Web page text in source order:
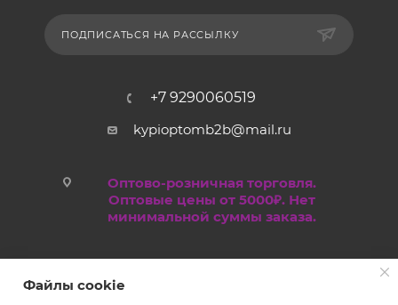
ПОДПИСАТЬСЯ НА РАССЫЛКУ
+7 9290060519
kypioptomb2b@mail.ru
Оптово-розничная торговля.
Оптовые цены от 5000₽. Нет
минимальной суммы заказа.
Файлы cookie